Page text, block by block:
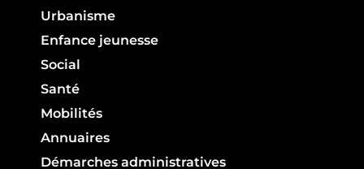
Urbanisme
Enfance jeunesse
Social
Santé
Mobilités
Annuaires
Démarches administratives